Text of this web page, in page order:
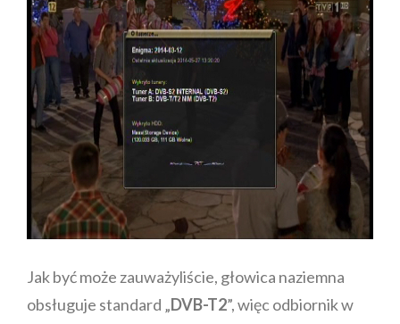
Jak być może zauważyliście, głowica naziemna
obsługuje standard „DVB-T2”, więc odbiornik w